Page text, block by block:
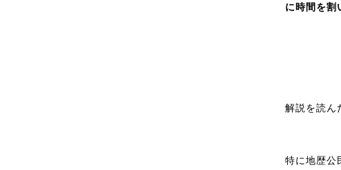
に時間を割
解説を読ん
特に地歴公